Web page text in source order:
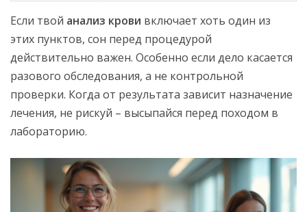
Если твой анализ крови включает хоть один из
этих пунктов, сон перед процедурой
действительно важен. Особенно если дело касается
разового обследования, а не контрольной
проверки. Когда от результата зависит назначение
лечения, не рискуй – высыпайся перед походом в
лабораторию.